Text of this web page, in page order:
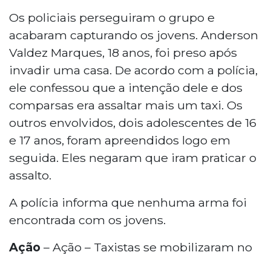
Os policiais perseguiram o grupo e
acabaram capturando os jovens. Anderson
Valdez Marques, 18 anos, foi preso após
invadir uma casa. De acordo com a polícia,
ele confessou que a intenção dele e dos
comparsas era assaltar mais um taxi. Os
outros envolvidos, dois adolescentes de 16
e 17 anos, foram apreendidos logo em
seguida. Eles negaram que iram praticar o
assalto.
A polícia informa que nenhuma arma foi
encontrada com os jovens.
Ação – Ação – Taxistas se mobilizaram no